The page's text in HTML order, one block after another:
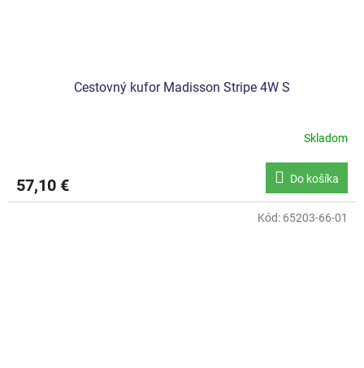
Cestovný kufor Madisson Stripe 4W S
Skladom
57,10 € Do košíka
Kód: 65203-66-01